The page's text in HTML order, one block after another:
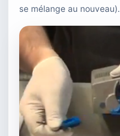
se mélange au nouveau).